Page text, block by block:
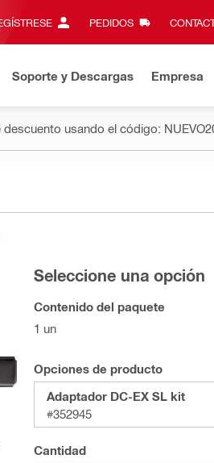
PEDIDOS
Soporte y Descargas Empresa
usando el código:
Seleccione una opción
Contenido del paquete
1 un
Opciones de producto
Adaptador DC-EX SL kit
#352945
Cantidad